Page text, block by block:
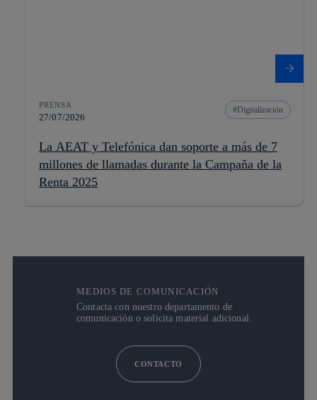
PRENSA
27/07/2026
Digitalización
La AEAT y Telefónica dan soporte a más de 7
millones de llamadas durante la Campaña de la
Renta 2025
MEDIOS DE COMUNICACIÓN
Contacta con nuestro departamento de
comunicación o solicita material adicional.
CONTACTO